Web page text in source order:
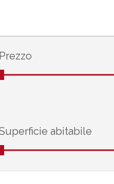
Prezzo
abitabile